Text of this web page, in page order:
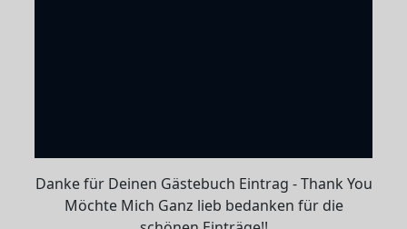
Danke für Deinen Gästebuch Eintrag - Thank You
Möchte Mich Ganz lieb bedanken für die